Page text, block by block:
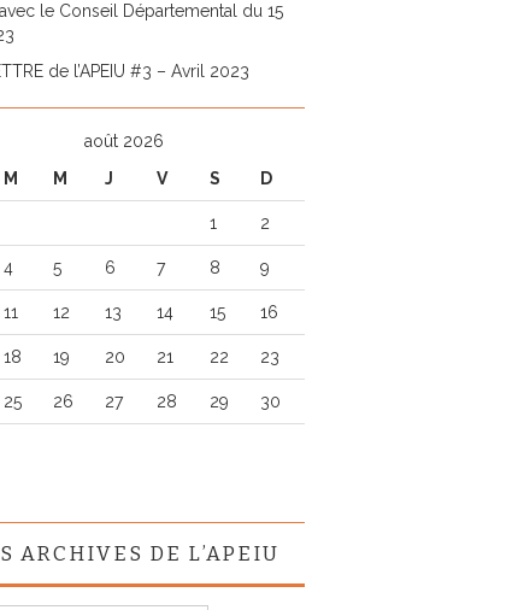
le Conseil Départemental du 15
de l’APEIU #3 – Avril 2023
août 2026
M M J V S D
1 2
4 5 6 7 8 9
11 12 13 14 15 16
18 19 20 21 22 23
25 26 27 28 29 30
ARCHIVES DE L’APEIU